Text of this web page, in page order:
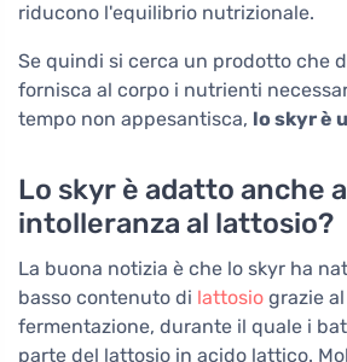
riducono l'equilibrio nutrizionale.
Se quindi si cerca un prodotto che
fornisca al corpo i nutrienti
tempo non appesantisca, lo skyr è
Lo skyr è adatto anche
intolleranza al lattosio?
La buona notizia è che lo skyr ha
basso contenuto di lattosio grazie
fermentazione, durante il quale i
parte del lattosio in acido lattico.